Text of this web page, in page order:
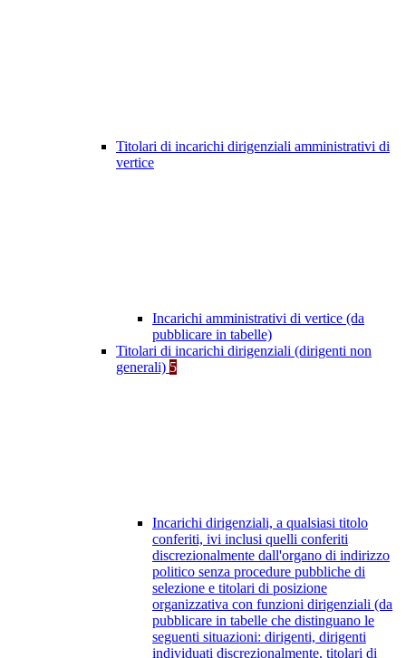
Titolari di incarichi dirigenziali amministrativi di
vertice
Incarichi amministrativi di vertice (da
pubblicare in tabelle)
Titolari di incarichi dirigenziali (dirigenti non
generali) 5
Incarichi dirigenziali, a qualsiasi titolo
conferiti, ivi inclusi quelli conferiti
discrezionalmente dall'organo di indirizzo
politico senza procedure pubbliche di
selezione e titolari di posizione
organizzativa con funzioni dirigenziali (da
pubblicare in tabelle che distinguano le
seguenti situazioni: dirigenti, dirigenti
individuati discrezionalmente, titolari di